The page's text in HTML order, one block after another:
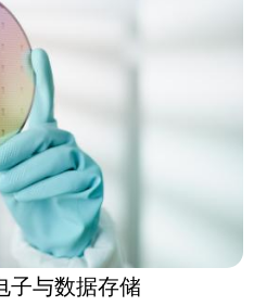
子与数据存储